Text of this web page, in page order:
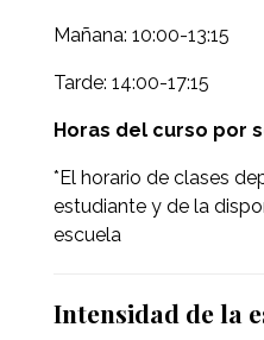
Mañana: 10:00-13:15
Tarde: 14:00-17:15
Horas del curso por
*El horario de clases
estudiante y de la
escuela
Intensidad de la